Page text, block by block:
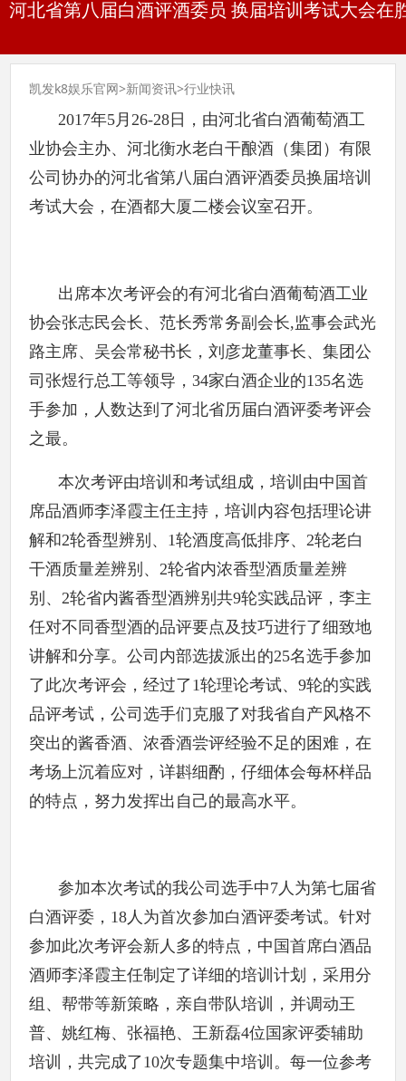
河北省第八届白酒评酒委员 换届培训考试大会在
凯发k8娱乐官网>新闻资讯>行业快讯
2017年5月26-28日，由河北省白酒葡萄酒工
业协会主办、河北衡水老白干酿酒（集团）有限
公司协办的河北省第八届白酒评酒委员换届培训
考试大会，在酒都大厦二楼会议室召开。
出席本次考评会的有河北省白酒葡萄酒工业
协会张志民会长、范长秀常务副会长,监事会武光
路主席、吴会常秘书长，刘彦龙董事长、集团公
司张煜行总工等领导，34家白酒企业的135名选
手参加，人数达到了河北省历届白酒评委考评会
之最。
本次考评由培训和考试组成，培训由中国首
席品酒师李泽霞主任主持，培训内容包括理论讲
解和2轮香型辨别、1轮酒度高低排序、2轮老白
干酒质量差辨别、2轮省内浓香型酒质量差辨
别、2轮省内酱香型酒辨别共9轮实践品评，李主
任对不同香型酒的品评要点及技巧进行了细致地
讲解和分享。公司内部选拔派出的25名选手参加
了此次考评会，经过了1轮理论考试、9轮的实践
品评考试，公司选手们克服了对我省自产风格不
突出的酱香酒、浓香酒尝评经验不足的困难，在
考场上沉着应对，详斟细酌，仔细体会每杯样品
的特点，努力发挥出自己的最高水平。
参加本次考试的我公司选手中7人为第七届省
白酒评委，18人为首次参加白酒评委考试。针对
参加此次考评会新人多的特点，中国首席白酒品
酒师李泽霞主任制定了详细的培训计划，采用分
组、帮带等新策略，亲自带队培训，并调动王
普、姚红梅、张福艳、王新磊4位国家评委辅助
培训，共完成了10次专题集中培训。每一位参考